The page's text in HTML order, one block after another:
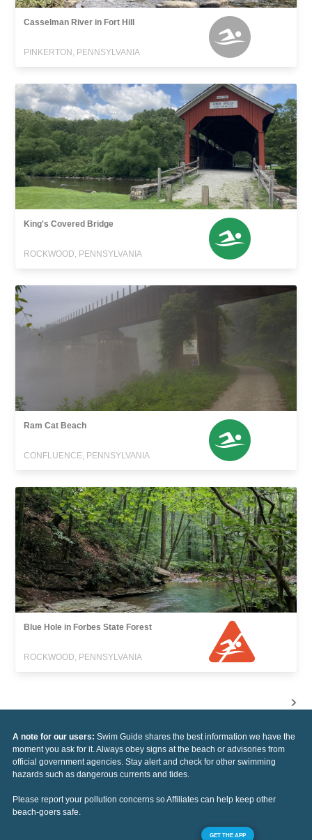
Casselman River in Fort Hill
PINKERTON, PENNSYLVANIA
King's Covered Bridge
ROCKWOOD, PENNSYLVANIA
Ram Cat Beach
CONFLUENCE, PENNSYLVANIA
Blue Hole in Forbes State Forest
ROCKWOOD, PENNSYLVANIA
A note for our users: Swim Guide shares the best information we have the
moment you ask for it. Always obey signs at the beach or advisories from
official government agencies. Stay alert and check for other swimming
hazards such as dangerous currents and tides.
Please report your pollution concerns so Affiliates can help keep other
beach-goers safe.
GET THE APP